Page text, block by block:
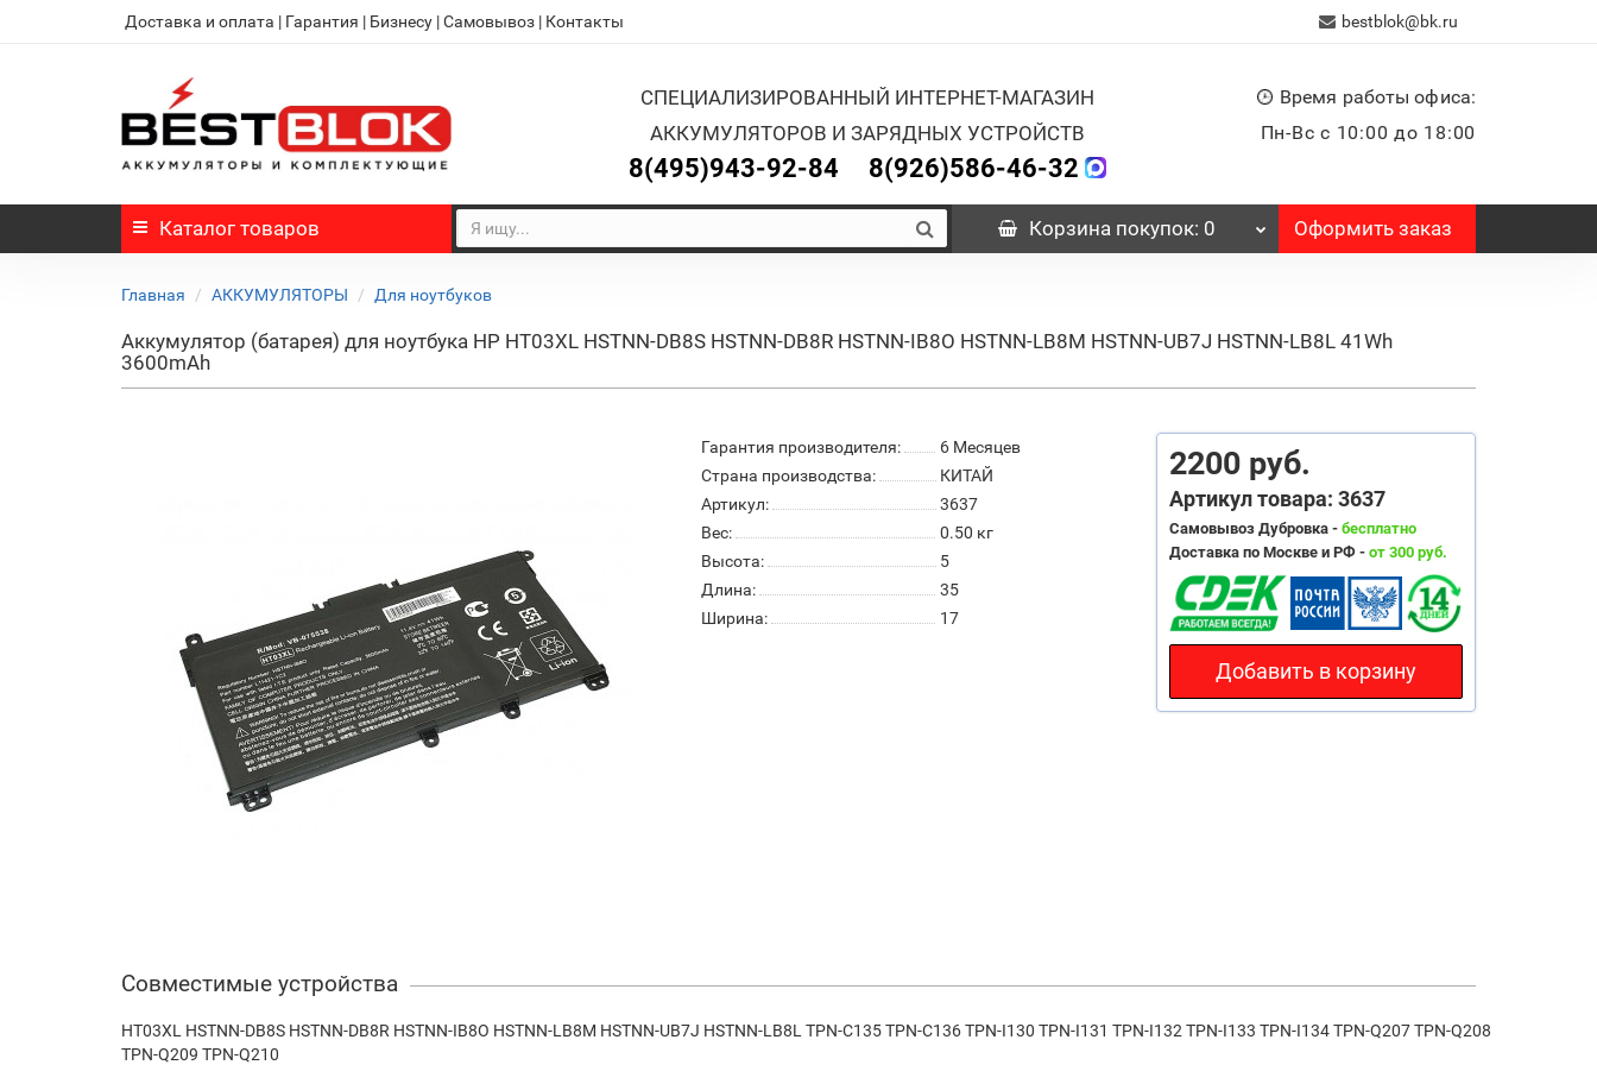
Доставка и оплата | Гарантия | Бизнесу |Самовывоз | Контакты bestblok@bk.ru
СПЕЦИАЛИЗИРОВАННЫЙ ИНТЕРНЕТ-МАГАЗИН
АККУМУЛЯТОРОВ И ЗАРЯДНЫХ УСТРОЙСТВ
8(495)943-92-84 8(926)586-46-32
Время работы офиса:
Пн-Вс с 10:00 до 18:00
Каталог товаров Корзина покупок: 0 Оформить заказ
Главная АККУМУЛЯТОРЫ Для ноутбуков
Аккумулятор (батарея) для ноутбука HP HT03XL HSTNN-DB8S HSTNN-DB8R HSTNN-IB8O HSTNN-LB8M HSTNN-UB7J HSTNN-LB8L 41Wh
3600mAh
Гарантия производителя:
6 Месяцев
Страна производства:
КИТАЙ
Артикул:
3637
Вес:
0.50 кг
Высота:
5
Длина:
35
Ширина:
17
2200 руб.
Артикул товара: 3637
Самовывоз Дубровка - бесплатно
Доставка по Москве и РФ - от 300 руб.
Добавить в корзину
Совместимые устройства
HT03XL HSTNN-DB8S HSTNN-DB8R HSTNN-IB8O HSTNN-LB8M HSTNN-UB7J HSTNN-LB8L TPN-C135 TPN-C136 TPN-I130 TPN-I131 TPN-I132 TPN-I133 TPN-I134 TPN-Q207 TPN-Q208
TPN-Q209 TPN-Q210